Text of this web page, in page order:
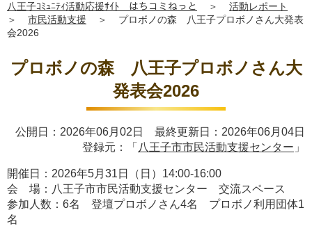
八王子ｺﾐｭﾆﾃｨ活動応援ｻｲﾄ はちコミねっと ＞
活動レポート
＞
市民活動支援 ＞
プロボノの森 八王子プロボノさん大発表
会2026
プロボノの森 八王子プロボノさん大
発表会2026
公開日：2026年06月02日 最終更新日：2026年06月04日
登録元：「 八王子市市民活動支援センター 」
開催日：2026年5月31日（日）14:00-16:00
会 場：八王子市市民活動支援センター 交流スペース
参加人数：6名 登壇プロボノさん4名 プロボノ利用団体1
名